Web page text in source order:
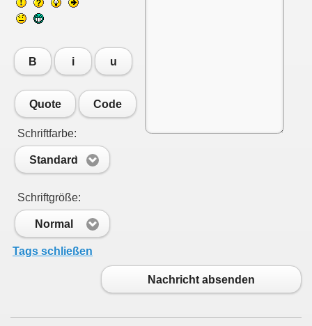
B i u
Quote Code
Schriftfarbe:
Standard
Schriftgröße:
Normal
Tags schließen
Nachricht absenden